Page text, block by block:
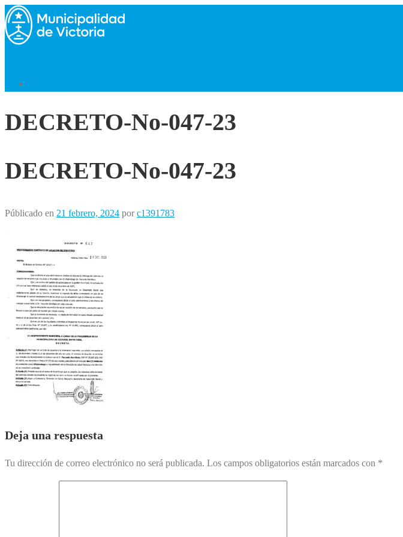
Saltar
al
contenido
DECRETO-No-047-23
DECRETO-No-047-23
Públicado en 21 febrero, 2024 porc1391783
Deja una respuesta
Tu dirección de correo electrónico no será publicada. Los campos obligatorios están marcados con *